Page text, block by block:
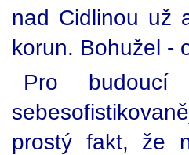
nad Cidlinou už
korun. Bohužel -
Pro
prostý fakt, že